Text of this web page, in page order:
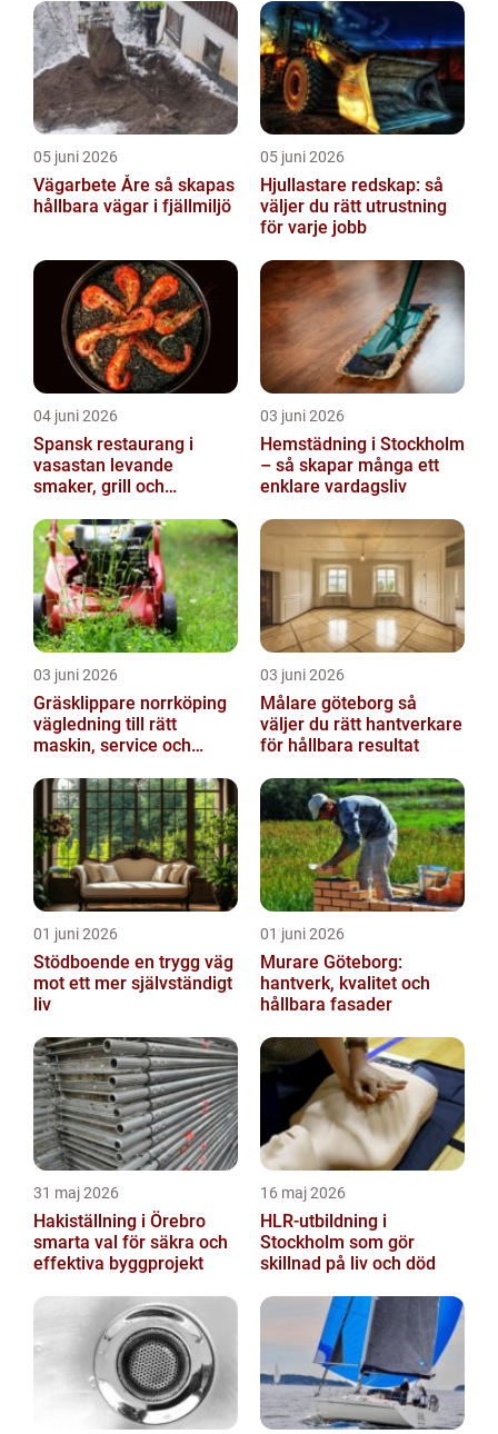
05 juni 2026
Vägarbete Åre så skapas
hållbara vägar i fjällmiljö
05 juni 2026
Hjullastare redskap: så
väljer du rätt utrustning
för varje jobb
04 juni 2026
Spansk restaurang i
vasastan levande
smaker, grill och
03 juni 2026
Hemstädning i Stockholm
– så skapar många ett
enklare vardagsliv
03 juni 2026
Gräsklippare norrköping
vägledning till rätt
maskin, service och
03 juni 2026
Målare göteborg så
väljer du rätt hantverkare
för hållbara resultat
01 juni 2026
Stödboende en trygg väg
mot ett mer självständigt
liv
01 juni 2026
Murare Göteborg:
hantverk, kvalitet och
hållbara fasader
31 maj 2026
Hakiställning i Örebro
smarta val för säkra och
effektiva byggprojekt
16 maj 2026
HLR-utbildning i
Stockholm som gör
skillnad på liv och död